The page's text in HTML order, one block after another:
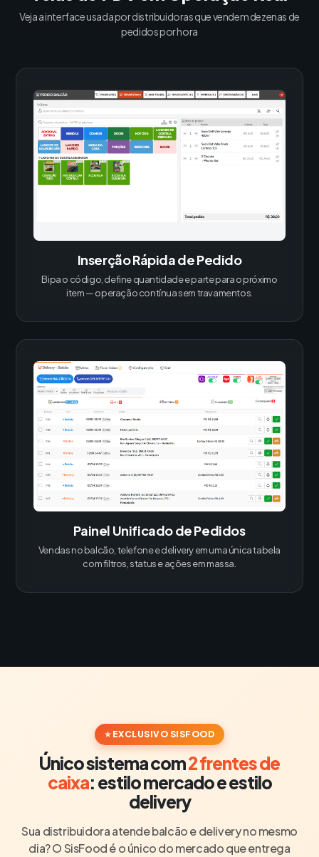
Veja a interface usada por distribuidoras que vendem dezenas de
pedidos por hora
Inserção Rápida de Pedido
Bipa o código, define quantidade e parte para o próximo
item — operação contínua sem travamentos.
Painel Unificado de Pedidos
Vendas no balcão, telefone e delivery em uma única tabela
com filtros, status e ações em massa.
⭐ EXCLUSIVO SISFOOD
Único sistema com2 frentes de
caixa: estilo mercado e estilo
delivery
Sua distribuidora atende balcão e delivery no mesmo
dia? O SisFood é o único do mercado que entrega